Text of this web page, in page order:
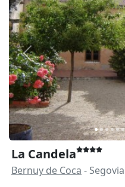
Anterior
La Candela
Bernuy de Coca - Segovia